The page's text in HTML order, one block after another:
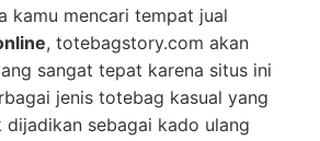
kamu mencari tempat jual
, totebagstory.com akan
sangat tepat karena situs ini
jenis totebag kasual yang
sebagai kado ulang